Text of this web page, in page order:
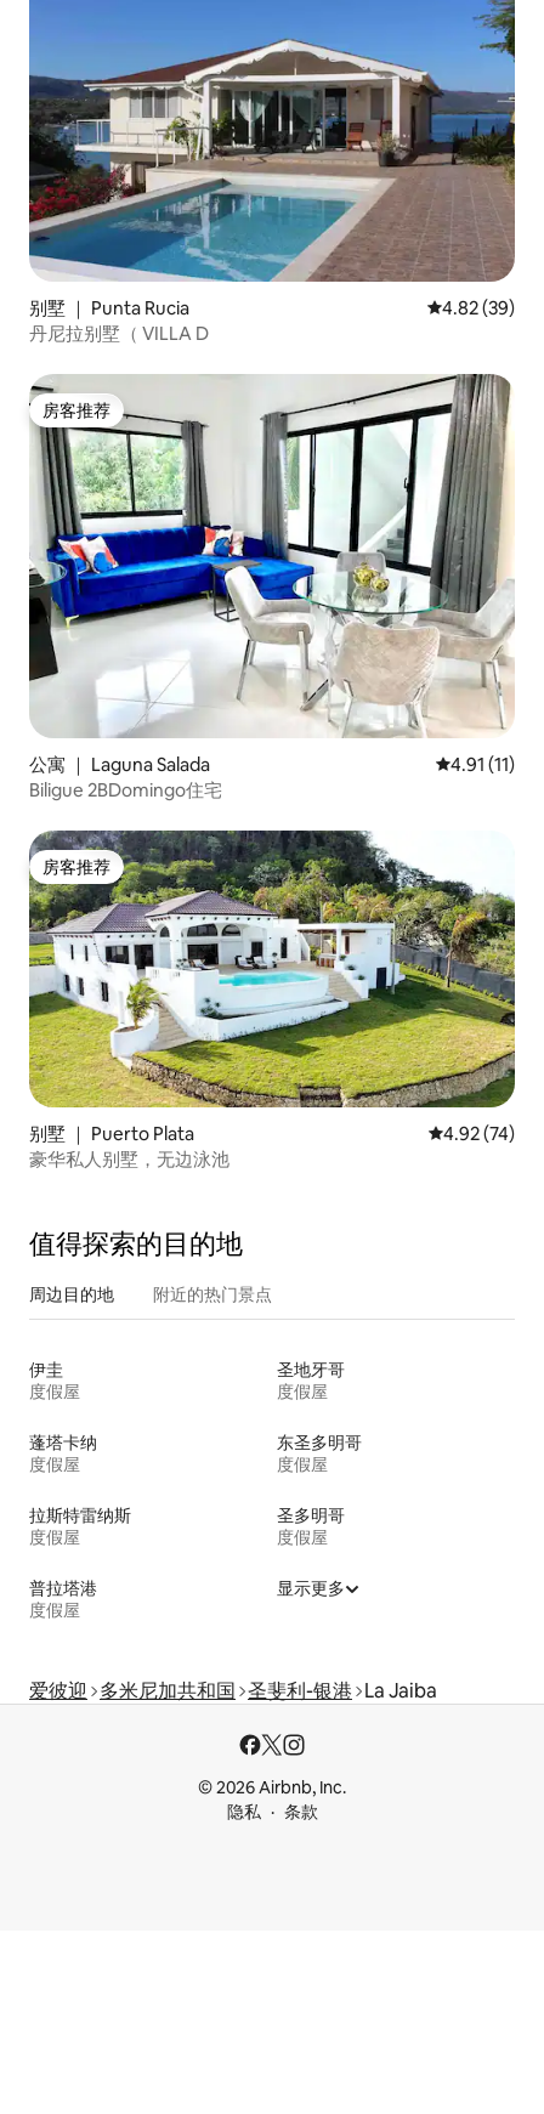
别墅 ｜ Punta Rucia 平均评分
4.82 (39)
丹尼拉别墅（ VILLA D
房客推荐
房客推荐
公寓 ｜ Laguna Salada 平均评分
4.91 (11)
Biligue 2BDomingo住宅
房客推荐
房客推荐
别墅 ｜ Puerto Plata 平均评分
4.92 (74)
豪华私人别墅，无边泳池
值得探索的目的地
周边目的地 附近的热门景点
伊圭
度假屋
圣地牙哥
度假屋
蓬塔卡纳
度假屋
东圣多明哥
度假屋
拉斯特雷纳斯
度假屋
圣多明哥
度假屋
普拉塔港
度假屋
显示更多
爱彼迎 多米尼加共和国 圣斐利-银港 La Jaiba
© 2026 Airbnb, Inc.
隐私
条款